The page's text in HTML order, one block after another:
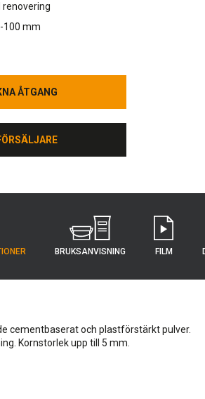
renovering
100 mm
ÅTGANG
ÅTGANG
BRUKSANVISNING FILM
cementbaserat och plastförstärkt pulver.
Kornstorlek upp till 5 mm.